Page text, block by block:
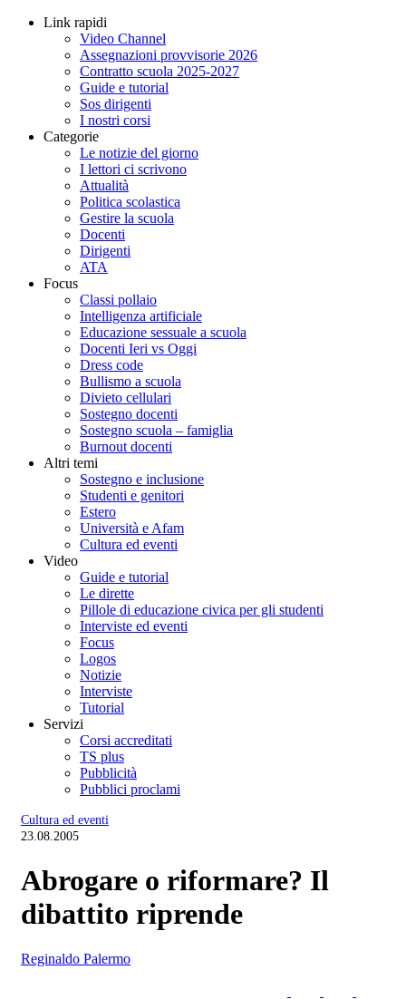
Link rapidi
Video Channel
Assegnazioni provvisorie 2026
Contratto scuola 2025-2027
Guide e tutorial
Sos dirigenti
I nostri corsi
Categorie
Le notizie del giorno
I lettori ci scrivono
Attualità
Politica scolastica
Gestire la scuola
Docenti
Dirigenti
ATA
Focus
Classi pollaio
Intelligenza artificiale
Educazione sessuale a scuola
Docenti Ieri vs Oggi
Dress code
Bullismo a scuola
Divieto cellulari
Sostegno docenti
Sostegno scuola – famiglia
Burnout docenti
Altri temi
Sostegno e inclusione
Studenti e genitori
Estero
Università e Afam
Cultura ed eventi
Video
Guide e tutorial
Le dirette
Pillole di educazione civica per gli studenti
Interviste ed eventi
Focus
Logos
Notizie
Interviste
Tutorial
Servizi
Corsi accreditati
TS plus
Pubblicità
Pubblici proclami
Cultura ed eventi
23.08.2005
Abrogare o riformare? Il
dibattito riprende
Reginaldo Palermo